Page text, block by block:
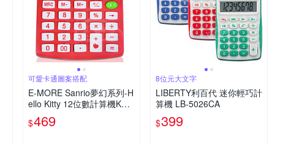
可愛卡通圖案搭配
E-MORE Sanrio夢幻系列-H
ello Kitty 12位數計算機KT3
00
$469
8位元大文字
LIBERTY利百代 迷你輕巧計
算機 LB-5026CA
$399